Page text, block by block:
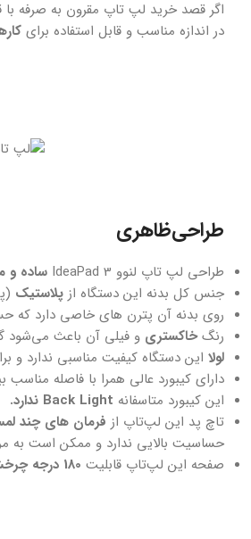
اگر قصد خرید لپ تاپ مقرون به صرفه
در اندازه مناسب و قابل استفاده برای
طراحی‌ظاهری
طراحی لپ تاپ لنوو IdeaPad 3 ساده و
جنس کل بدنه این دستگاه از پلاستیک
روی بدنه آن پترن های خاصی دارد
رنگخاکستری و فیلی آن باعث می‌شود
لولا این دستگاه کیفیت مناسبی ندارد و
دارای کیبورد عالی همرا با فاصله
این کیبورد متاسفانه Back Light ندارد.
تاچ پد این لپ‌تاپ از فرمان های چند
حساسیت بالایی ندارد و ممکن است به
صفحه این لپ‌تاپ قابلیت 180 درجه چرخش